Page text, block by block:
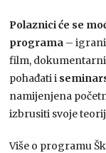
Polaznici će se
programa –
film, dokumentarni
pohađati i
namijenjena
izbrusiti svoje
Više o programu